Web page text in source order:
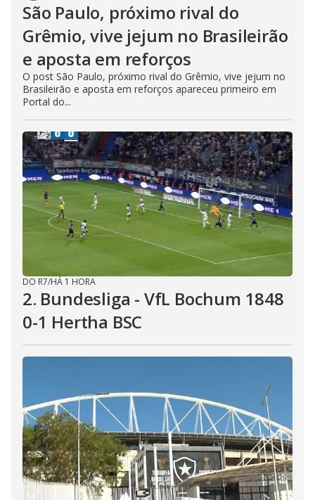
São Paulo, próximo rival do
Grêmio, vive jejum no Brasileirão
e aposta em reforços
O post São Paulo, próximo rival do Grêmio, vive jejum no
Brasileirão e aposta em reforços apareceu primeiro em
Portal do...
DO R7/HÁ 1 HORA
2. Bundesliga - VfL Bochum 1848
0-1 Hertha BSC